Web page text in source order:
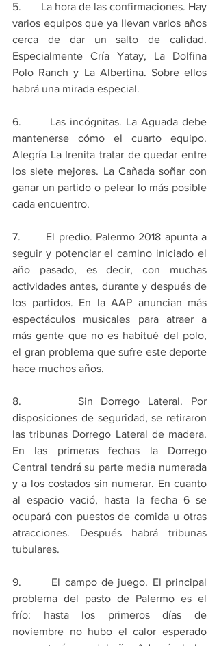
5.       La hora de las confirmaciones. Hay
varios equipos que ya llevan varios años
cerca de dar un salto de calidad.
Especialmente Cría Yatay, La Dolfina
Polo Ranch y La Albertina. Sobre ellos
habrá una mirada especial.
6.       Las incógnitas. La Aguada debe
mantenerse cómo el cuarto equipo.
Alegría La Irenita tratar de quedar entre
los siete mejores. La Cañada soñar con
ganar un partido o pelear lo más posible
cada encuentro.
7.       El predio. Palermo 2018 apunta a
seguir y potenciar el camino iniciado el
año pasado, es decir, con muchas
actividades antes, durante y después de
los partidos. En la AAP anuncian más
espectáculos musicales para atraer a
más gente que no es habitué del polo,
el gran problema que sufre este deporte
hace muchos años.
8.       Sin Dorrego Lateral. Por
disposiciones de seguridad, se retiraron
las tribunas Dorrego Lateral de madera.
En las primeras fechas la Dorrego
Central tendrá su parte media numerada
y a los costados sin numerar. En cuanto
al espacio vació, hasta la fecha 6 se
ocupará con puestos de comida u otras
atracciones. Después habrá tribunas
tubulares.
9.       El campo de juego. El principal
problema del pasto de Palermo es el
frío: hasta los primeros días de
noviembre no hubo el calor esperado